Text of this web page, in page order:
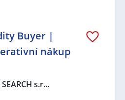
Buyer |
nákup
s.r…